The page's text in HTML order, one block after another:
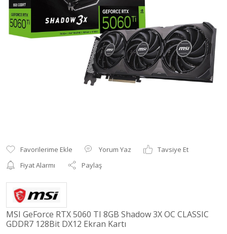
Yorum Yaz
Tavsiye Et
Fiyat Alarmı
Paylaş
MSI GeForce RTX 5060 TI 8GB Shadow 3X OC CLASSIC
GDDR7 128Bit DX12 Ekran Kartı